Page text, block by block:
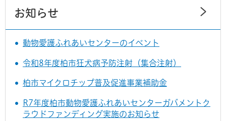
お知らせ
動物愛護ふれあいセンターのイベント
令和8年度柏市狂犬病予防注射（集合注射）
柏市マイクロチップ普及促進事業補助金
R7年度柏市動物愛護ふれあいセンターガバメントク
ラウドファンディング実施のお知らせ